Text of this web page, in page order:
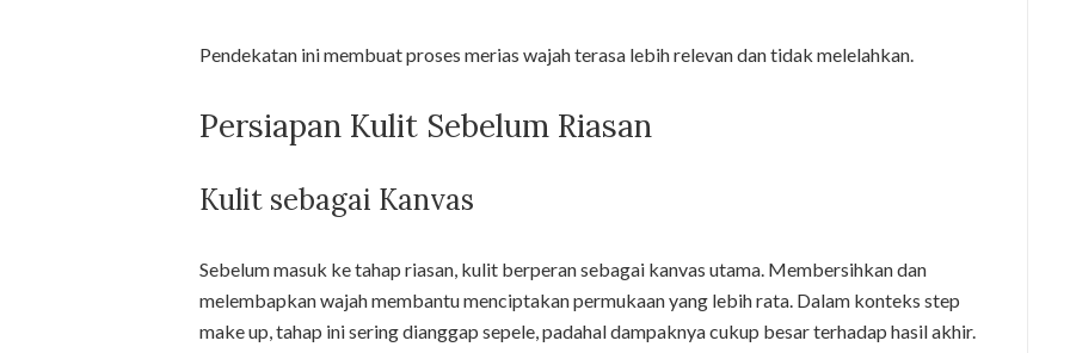
Pendekatan ini membuat proses merias wajah terasa lebih relevan dan tidak melelahkan.
Persiapan Kulit Sebelum Riasan
Kulit sebagai Kanvas
Sebelum masuk ke tahap riasan, kulit berperan sebagai kanvas utama. Membersihkan dan
melembapkan wajah membantu menciptakan permukaan yang lebih rata. Dalam konteks step
make up, tahap ini sering dianggap sepele, padahal dampaknya cukup besar terhadap hasil akhir.